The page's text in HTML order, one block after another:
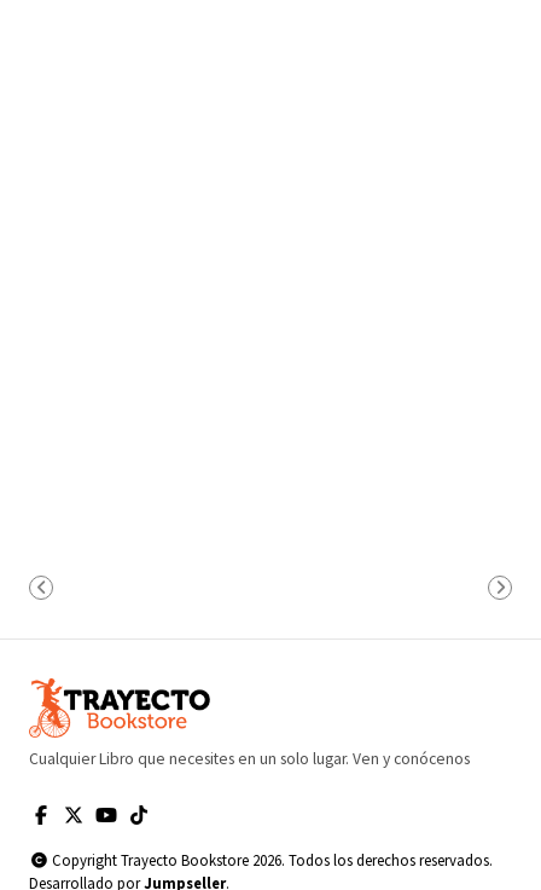
Cualquier Libro que necesites en un solo lugar. Ven y conócenos
Copyright Trayecto Bookstore 2026. Todos los derechos reservados.
Desarrollado porJumpseller.